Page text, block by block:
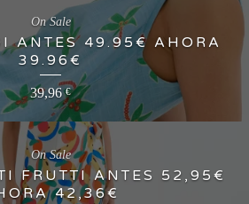
ANTES 49.95€ AHORA
39.96€
39,96€
On Sale
FRUTTI ANTES 52,95€
42,36€
On Sale